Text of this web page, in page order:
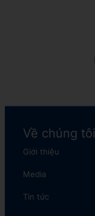
Về chúng tôi
Giới thiệu
Media
Tin tức